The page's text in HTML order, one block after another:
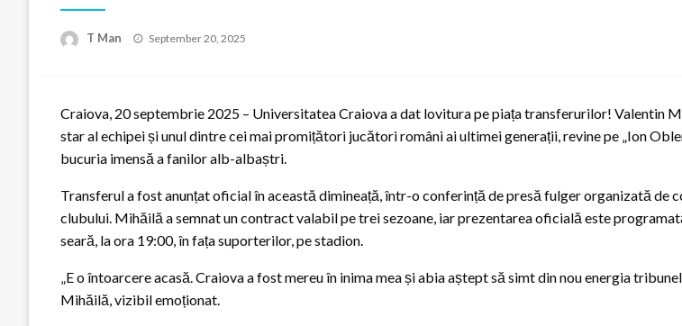
T Man
Posted
September 20, 2025
Craiova, 20 septembrie 2025 – Universitatea Craiova a dat lovitura pe piața transferurilor! Valentin
star al echipei și unul dintre cei mai promițători jucători români ai ultimei generații, revine pe „Ion
bucuria imensă a fanilor alb-albaștri.
Transferul a fost anunțat oficial în această dimineață, într-o conferință de presă fulger organizată de
clubului. Mihăilă a semnat un contract valabil pe trei sezoane, iar prezentarea oficială este
seară, la ora 19:00, în fața suporterilor, pe stadion.
„E o întoarcere acasă. Craiova a fost mereu în inima mea și abia aștept să simt din nou energia
Mihăilă, vizibil emoționat.